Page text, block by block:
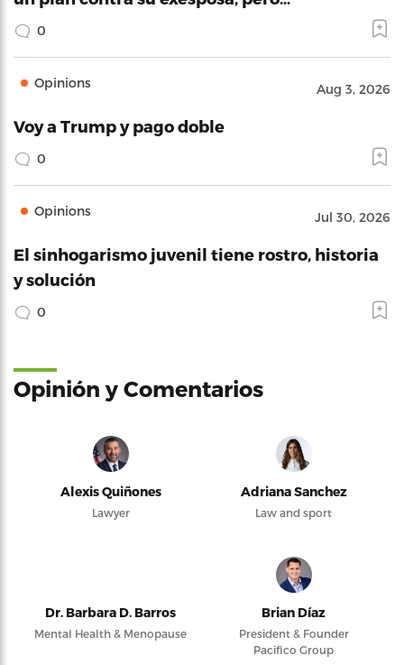
0
Opinions Aug 3, 2026
Voy a Trump y pago doble
0
Opinions Jul 30, 2026
El sinhogarismo juvenil tiene rostro, historia
y solución
0
Opinión y Comentarios
Alexis Quiñones
Lawyer
Adriana Sanchez
Law and sport
Dr. Barbara D. Barros
Mental Health & Menopause
Brian Díaz
President & Founder
Pacifico Group